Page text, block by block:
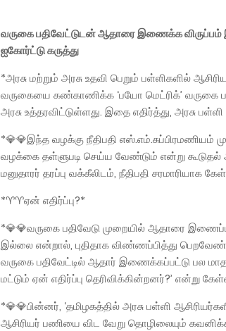
வருகை பதிவேட்டுடன் ஆதாரை இணைக்க விருப்பம்
ஐகோர்ட்டு கருத்து
*அரசு மற்றும் அரசு உதவி பெறும் பள்ளிகளில்
வருகையை கண்காணிக்க ‘பயோ மெட்ரிக்’
அரசு உத்தரவிட்டுள்ளது. இதை எதிர்த்து, அரசு
*💎💎இந்த வழக்கு நீதிபதி எஸ்.எம்.சுப்பிரமணியம்
வழக்கை தள்ளுபடி செய்ய வேண்டும் என்று கூடுதல்
மனுதாரர் தரப்பு வக்கீலிடம், நீதிபதி சரமாரியாக
*♈♈ஏன் எதிர்ப்பு?*
*💎💎வருகை பதிவேடு முறையில் ஆதாரை
இல்லை என்றால், புதிதாக விண்ணப்பித்து
வருகை பதிவேட்டில் ஆதார் இணைக்கப்பட்டு பல
மட்டும் ஏன் எதிர்ப்பு தெரிவிக்கின்றனர்?’ என்று
*💎💎பின்னர், ‘தமிழகத்தில் அரசு பள்ளி
ஆசிரியர் பணியை விட வேறு தொழிலையும்